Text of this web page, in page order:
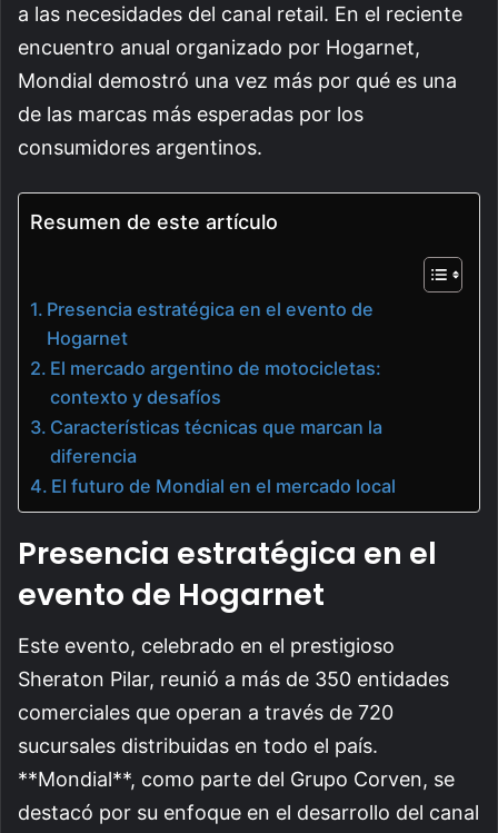
a las necesidades del canal retail. En el reciente
encuentro anual organizado por Hogarnet,
Mondial demostró una vez más por qué es una
de las marcas más esperadas por los
consumidores argentinos.
Resumen de este artículo
Presencia estratégica en el evento de
Hogarnet
El mercado argentino de motocicletas:
contexto y desafíos
Características técnicas que marcan la
diferencia
El futuro de Mondial en el mercado local
Presencia estratégica en el
evento de Hogarnet
Este evento, celebrado en el prestigioso
Sheraton Pilar, reunió a más de 350 entidades
comerciales que operan a través de 720
sucursales distribuidas en todo el país.
**Mondial**, como parte del Grupo Corven, se
destacó por su enfoque en el desarrollo del canal